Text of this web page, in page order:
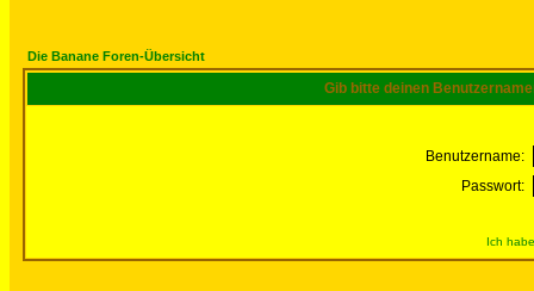
Die Banane Foren-Übersicht
Gib bitte deinen
Benutzername:
Passwort:
Ich